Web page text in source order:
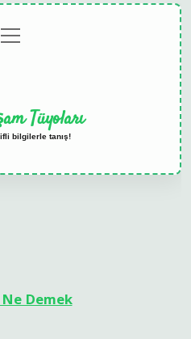
menüyü
aç
Tüyoları
bilgilerle tanış!
Demek